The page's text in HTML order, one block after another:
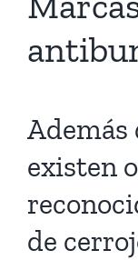
Además
existen
de